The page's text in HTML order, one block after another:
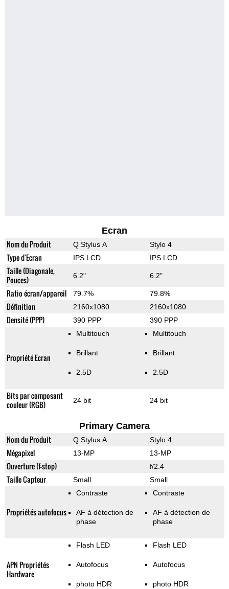
Ecran
Nom du Produit Q Stylus A Stylo 4
Type d'Ecran IPS LCD IPS LCD
Taille (Diagonale,
Pouces)
6.2" 6.2"
Ratio écran/appareil 79.7% 79.8%
Définition 2160x1080 2160x1080
Densité (PPP) 390 PPP 390 PPP
Propriété Ecran
Multitouch
Brillant
2.5D
Multitouch
Brillant
2.5D
Bits par composant
couleur (RGB)
24 bit 24 bit
Primary Camera
Nom du Produit Q Stylus A Stylo 4
Mégapixel 13-MP 13-MP
Ouverture (f-stop) f/2.4
Taille Capteur Small Small
Propriétés autofocus
Contraste
AF à détection de
phase
Contraste
AF à détection de
phase
APN Propriétés
Hardware
Flash LED
Autofocus
photo HDR
Flash LED
Autofocus
photo HDR